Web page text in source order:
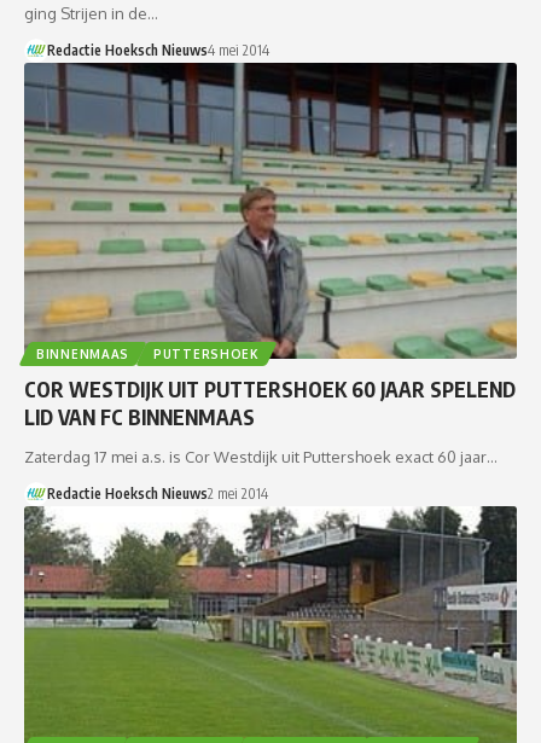
ging Strijen in de…
Redactie Hoeksch Nieuws4 mei 2014
BINNENMAAS PUTTERSHOEK
COR WESTDIJK UIT PUTTERSHOEK 60 JAAR SPELEND
LID VAN FC BINNENMAAS
Zaterdag 17 mei a.s. is Cor Westdijk uit Puttershoek exact 60 jaar…
Redactie Hoeksch Nieuws2 mei 2014